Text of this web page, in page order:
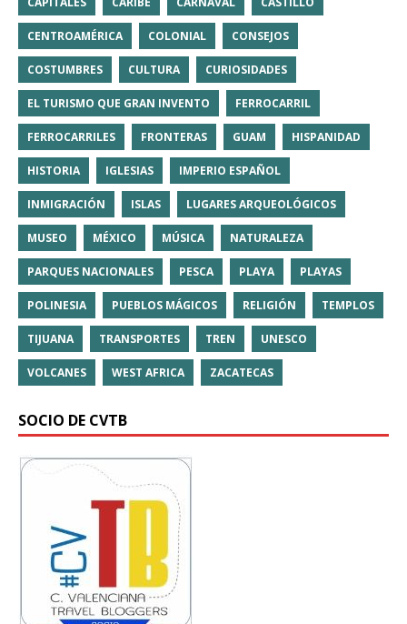
CENTROAMÉRICA COLONIAL CONSEJOS
COSTUMBRES CULTURA CURIOSIDADES
EL TURISMO QUE GRAN INVENTO FERROCARRIL
FERROCARRILES FRONTERAS GUAM HISPANIDAD
HISTORIA IGLESIAS IMPERIO ESPAÑOL
INMIGRACIÓN ISLAS LUGARES ARQUEOLÓGICOS
MUSEO MÉXICO MÚSICA NATURALEZA
PARQUES NACIONALES PESCA PLAYA PLAYAS
POLINESIA PUEBLOS MÁGICOS RELIGIÓN TEMPLOS
TIJUANA TRANSPORTES TREN UNESCO
VOLCANES WEST AFRICA ZACATECAS
SOCIO DE CVTB